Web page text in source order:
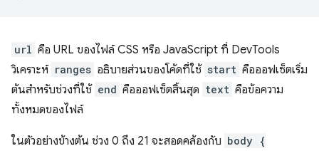
url คือ URL ของไฟล์ CSS หรือ JavaScript ที่ DevTools
วิเคราะห์ ranges อธิบายส่วนของโค้ดที่ใช้ start คือออฟเซ็ตเริ่ม
ต้นสำหรับช่วงที่ใช้ end คือออฟเซ็ตสิ้นสุด text คือข้อความ
ทั้งหมดของไฟล์
ในตัวอย่างข้างต้น ช่วง 0 ถึง 21 จะสอดคล้องกับ body {